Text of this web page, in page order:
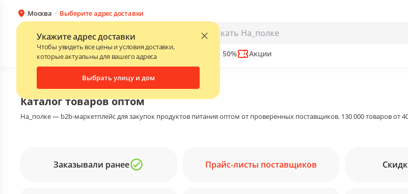
Москва Выберите адрес доставки
Укажите адрес доставки
Чтобы увидеть все цены и условия доставки,
которые актуальны для вашего адреса
Выбрать улицу и дом
Каталог
БрендыПрайс-листы поставщиков Скидки до 50% Акции
Каталог
Каталог товаров оптом
На_полке — b2b-маркетплейс для закупок продуктов питания оптом от проверенных поставщиков. 130 000 товаров от
Заказывали ранее Прайс-листы поставщиков